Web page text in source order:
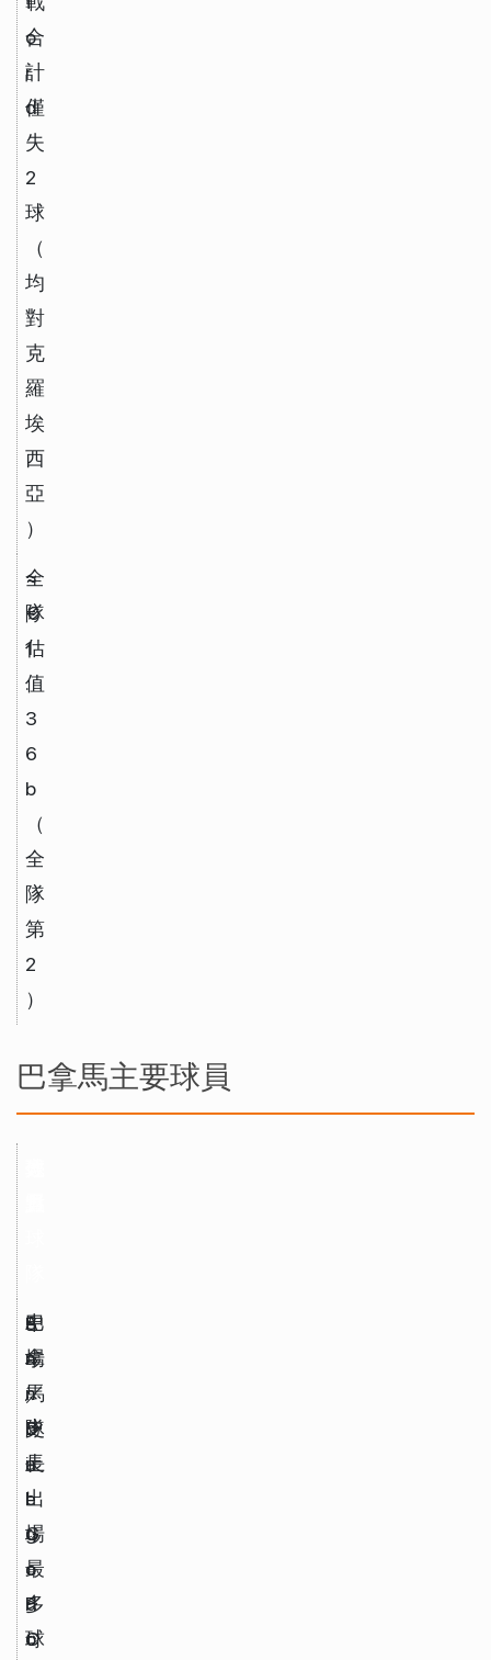
o
r
d
合
計
僅
失
2
球
（
均
對
克
羅
埃
西
亞
）
全
隊
估
值
≈
€
1
.
3
6
b
（
全
隊
第
2
）
巴拿馬主要球員
A
n
í
b
a
l
G
o
d
o
中
場
／
隊
長
S
a
n
D
i
e
g
o
F
C
巴
拿
馬
史
上
出
場
最
多
球